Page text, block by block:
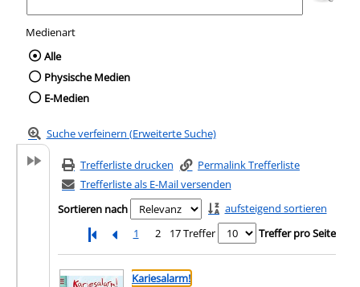
Medienart
Wählen Sie die Medienart nach der Sie
Alle
Physische Medien
E-Medien
Suche verfeinern (Erweiterte Suche)
Trefferliste drucken
Permalink Trefferliste
Trefferliste als E-Mail versenden
Sortieren nach
aufsteigend sortieren
1
2 17 Treffer Treffer pro Seite
Suchergebnis
Zu den Suchfiltern springen
Kariesalarm!